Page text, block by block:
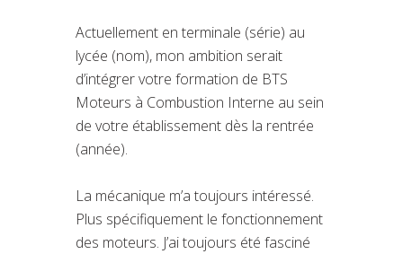
Actuellement en terminale (série) au
lycée (nom), mon ambition serait
d’intégrer votre formation de BTS
Moteurs à Combustion Interne au sein
de votre établissement dès la rentrée
(année).
La mécanique m’a toujours intéressé.
Plus spécifiquement le fonctionnement
des moteurs. J’ai toujours été fasciné